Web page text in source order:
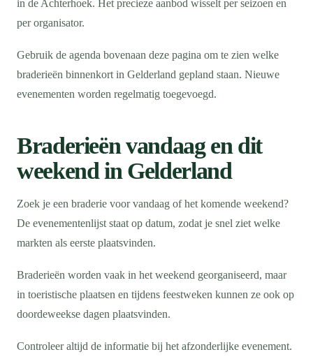
in de Achterhoek. Het precieze aanbod wisselt per seizoen en
per organisator.
Gebruik de agenda bovenaan deze pagina om te zien welke
braderieën binnenkort in Gelderland gepland staan. Nieuwe
evenementen worden regelmatig toegevoegd.
Braderieën vandaag en dit
weekend in Gelderland
Zoek je een braderie voor vandaag of het komende weekend?
De evenementenlijst staat op datum, zodat je snel ziet welke
markten als eerste plaatsvinden.
Braderieën worden vaak in het weekend georganiseerd, maar
in toeristische plaatsen en tijdens feestweken kunnen ze ook op
doordeweekse dagen plaatsvinden.
Controleer altijd de informatie bij het afzonderlijke evenement.